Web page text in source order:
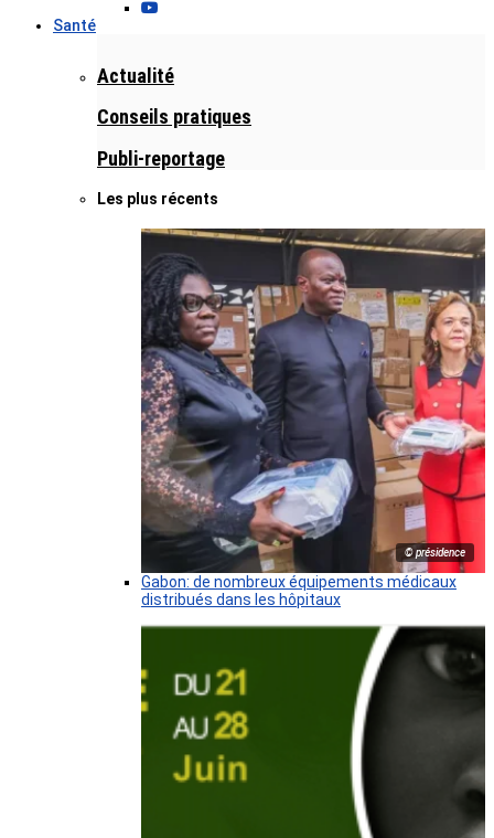
Santé
Actualité
Conseils pratiques
Publi-reportage
Les plus récents
© présidence
Gabon: de nombreux équipements médicaux
distribués dans les hôpitaux